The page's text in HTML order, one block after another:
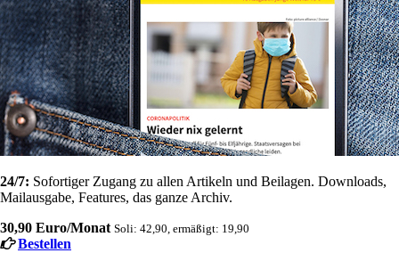
24/7: Sofortiger Zugang zu allen Artikeln und Beilagen. Downloads,
Mailausgabe, Features, das ganze Archiv.
30,90 Euro/Monat Soli: 42,90, ermäßigt: 19,90
Bestellen